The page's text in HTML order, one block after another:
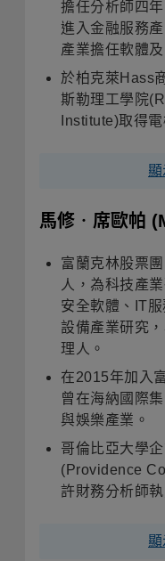
擔任分析師四
進入金融服務
產業擔任軟體
於柏克萊Hass
斯勒理工學院
Institute)取得
馬修‧席歐帕
富蘭克林股票
人，為科技產
安全軟體、IT
設備產業研究
理人。
在2015年加入
曾在海納國際
與娛樂產業。
哥倫比亞大學
(Providence
許財務分析師